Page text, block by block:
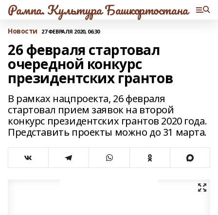
Рампа. Культура Башкортостана
Новости 27 ФЕВРАЛЯ 2020, 06:30
26 февраля стартовал
очередной конкурс
президентских грантов
В рамках нацпроекта, 26 февраля
стартовал прием заявок на второй
конкурс президентских грантов 2020 года.
Представить проекты можно до 31 марта.